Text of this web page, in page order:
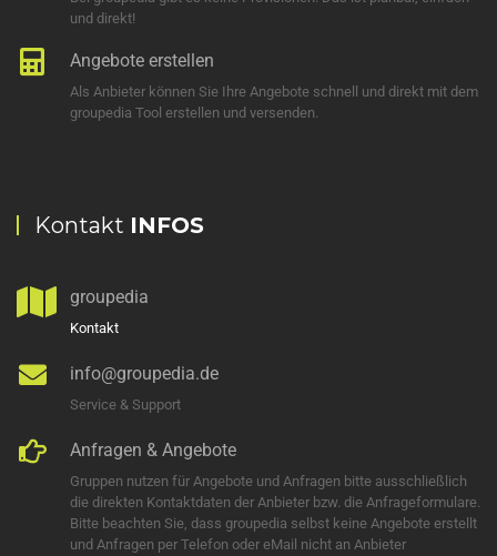
und direkt!
Angebote erstellen
Als Anbieter können Sie Ihre Angebote schnell und direkt mit dem
groupedia Tool erstellen und versenden.
Kontakt INFOS
groupedia
Kontakt
info@groupedia.de
Service & Support
Anfragen & Angebote
Gruppen nutzen für Angebote und Anfragen bitte ausschließlich
die direkten Kontaktdaten der Anbieter bzw. die Anfrageformulare.
Bitte beachten Sie, dass groupedia selbst keine Angebote erstellt
und Anfragen per Telefon oder eMail nicht an Anbieter